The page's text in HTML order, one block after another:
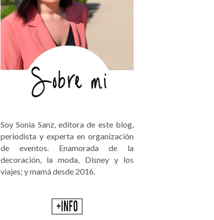
Soy Sonia Sanz, editora de este blog,
periodista y experta en organización
de eventos. Enamorada de la
decoración, la moda, Disney y los
viajes; y mamá desde 2016.